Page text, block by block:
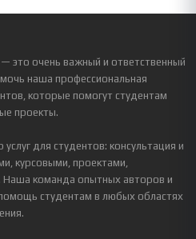
это очень важный и ответственный
наша профессиональная
которые помогут студентам
проекты.
для студентов: консультация и
курсовыми, проектами,
Наша команда опытных авторов и
студентам в любых областях